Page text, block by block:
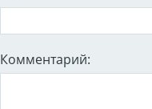
Комментарий: